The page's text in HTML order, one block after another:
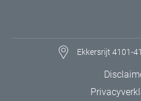
Ekkersrijt 4101-